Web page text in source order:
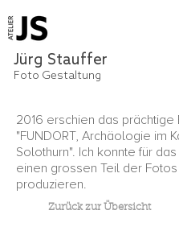
Jürg Stauffer
Foto Gestaltung
2016 erschien das prächtige
"FUNDORT, Archäologie im
Solothurn". Ich konnte für das
einen grossen Teil der Fotos
produzieren.
Zurück zur Übersicht